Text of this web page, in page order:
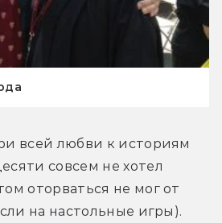
всей любви к историям
совсем не хотел
оторваться не мог от
на настольные игры).